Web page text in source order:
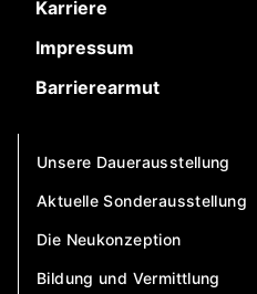
Karriere
Impressum
Barrierearmut
Unsere Dauerausstellung
Aktuelle Sonderausstellung
Die Neukonzeption
Bildung und Vermittlung